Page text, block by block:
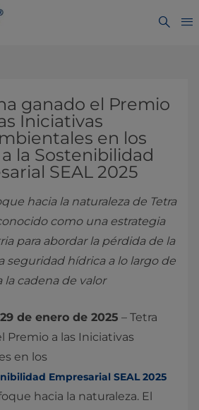
ganado el Premio
Iniciativas
en los
la Sostenibilidad
SEAL 2025
hacia la naturaleza de Tetra
como una estrategia
para abordar la pérdida de la
seguridad hídrica a lo largo de
la cadena de valor
de enero de 2025 – Tetra
Premio a las Iniciativas
en los
Empresarial SEAL 2025
hacia la naturaleza. El